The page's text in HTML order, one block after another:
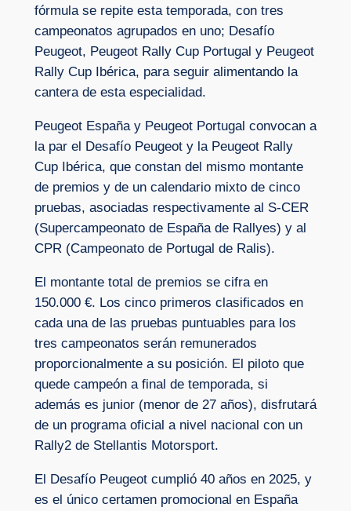
fórmula se repite esta temporada, con tres
campeonatos agrupados en uno; Desafío
Peugeot, Peugeot Rally Cup Portugal y Peugeot
Rally Cup Ibérica, para seguir alimentando la
cantera de esta especialidad.
Peugeot España y Peugeot Portugal convocan a
la par el Desafío Peugeot y la Peugeot Rally
Cup Ibérica, que constan del mismo montante
de premios y de un calendario mixto de cinco
pruebas, asociadas respectivamente al S-CER
(Supercampeonato de España de Rallyes) y al
CPR (Campeonato de Portugal de Ralis).
El montante total de premios se cifra en
150.000 €. Los cinco primeros clasificados en
cada una de las pruebas puntuables para los
tres campeonatos serán remunerados
proporcionalmente a su posición. El piloto que
quede campeón a final de temporada, si
además es junior (menor de 27 años), disfrutará
de un programa oficial a nivel nacional con un
Rally2 de Stellantis Motorsport.
El Desafío Peugeot cumplió 40 años en 2025, y
es el único certamen promocional en España